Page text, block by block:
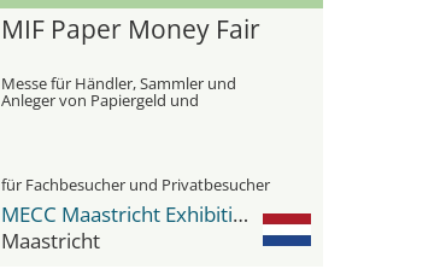
MIF Paper Money Fair
Messe für Händler, Sammler und
Anleger von Papiergeld und
artverwandtem numismatischem
für Fachbesucher und Privatbesucher
MECC Maastricht Exhibition & Congress Center
Maastricht